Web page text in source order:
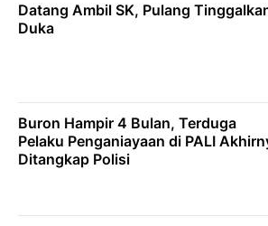
Datang Ambil SK, Pulang
Duka
Buron Hampir 4 Bulan, Terduga
Pelaku Penganiayaan di PALI
Ditangkap Polisi